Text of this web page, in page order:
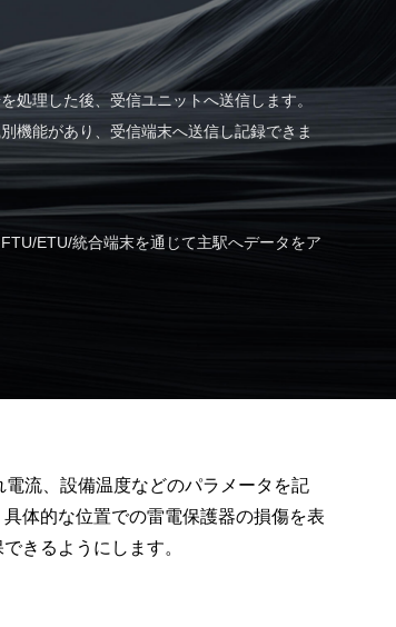
処理した後、受信ユニットへ送信します。
機能があり、受信端末へ送信し記録できま
ETU/統合端末を通じて主駅へデータをア
流、設備温度などのパラメータを記
体的な位置での雷電保護器の損傷を表
きるようにします。